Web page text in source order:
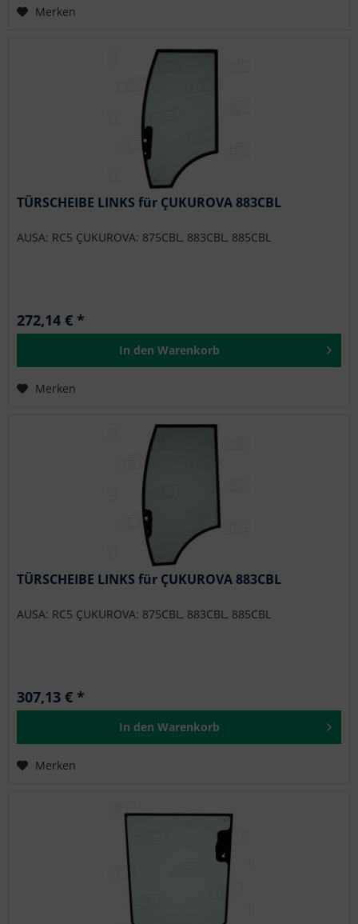
Merken
TÜRSCHEIBE LINKS für ÇUKUROVA 883CBL
AUSA: RC5 ÇUKUROVA: 875CBL, 883CBL, 885CBL
272,14 € *
In den Warenkorb
Merken
TÜRSCHEIBE LINKS für ÇUKUROVA 883CBL
AUSA: RC5 ÇUKUROVA: 875CBL, 883CBL, 885CBL
307,13 € *
In den Warenkorb
Merken